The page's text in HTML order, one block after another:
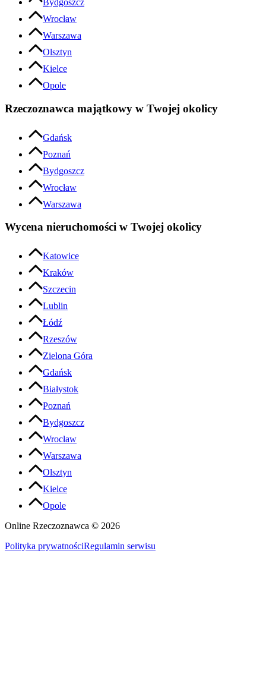
Bydgoszcz
Wrocław
Warszawa
Olsztyn
Kielce
Opole
Rzeczoznawca majątkowy w Twojej okolicy
Gdańsk
Poznań
Bydgoszcz
Wrocław
Warszawa
Wycena nieruchomości w Twojej okolicy
Katowice
Kraków
Szczecin
Lublin
Łódź
Rzeszów
Zielona Góra
Gdańsk
Białystok
Poznań
Bydgoszcz
Wrocław
Warszawa
Olsztyn
Kielce
Opole
Online Rzeczoznawca © 2026
Polityka prywatnościRegulamin serwisu